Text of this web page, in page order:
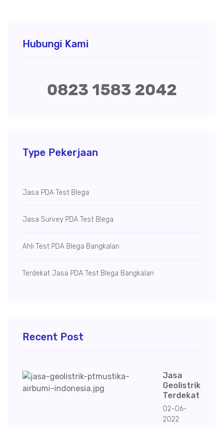
Hubungi Kami
0823 1583 2042
Type Pekerjaan
Jasa PDA Test Blega
Jasa Survey PDA Test Blega
Ahli Test PDA Blega Bangkalan
Terdekat Jasa PDA Test Blega Bangkalan
Recent Post
Jasa
Geolistrik
Terdekat
02-06-
2022